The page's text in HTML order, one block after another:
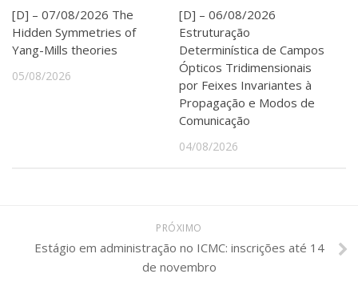
Defesa de Teses
[D] – 07/08/2026 The
Hidden Symmetries of
Yang-Mills theories
05/08/2026
[D] – 06/08/2026
Estruturação
Determinística de Campos
Ópticos Tridimensionais
por Feixes Invariantes à
Propagação e Modos de
Comunicação
04/08/2026
PRÓXIMO
Estágio em administração no ICMC: inscrições até 14
de novembro